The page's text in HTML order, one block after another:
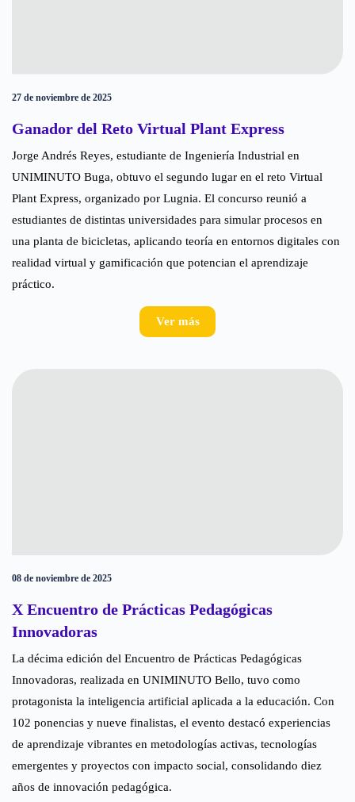
27 de noviembre de 2025
Ganador del Reto Virtual Plant Express
Jorge Andrés Reyes, estudiante de Ingeniería Industrial en
UNIMINUTO Buga, obtuvo el segundo lugar en el reto Virtual
Plant Express, organizado por Lugnia. El concurso reunió a
estudiantes de distintas universidades para simular procesos en
una planta de bicicletas, aplicando teoría en entornos digitales con
realidad virtual y gamificación que potencian el aprendizaje
práctico.
Ver más
08 de noviembre de 2025
X Encuentro de Prácticas Pedagógicas
Innovadoras
La décima edición del Encuentro de Prácticas Pedagógicas
Innovadoras, realizada en UNIMINUTO Bello, tuvo como
protagonista la inteligencia artificial aplicada a la educación. Con
102 ponencias y nueve finalistas, el evento destacó experiencias
de aprendizaje vibrantes en metodologías activas, tecnologías
emergentes y proyectos con impacto social, consolidando diez
años de innovación pedagógica.